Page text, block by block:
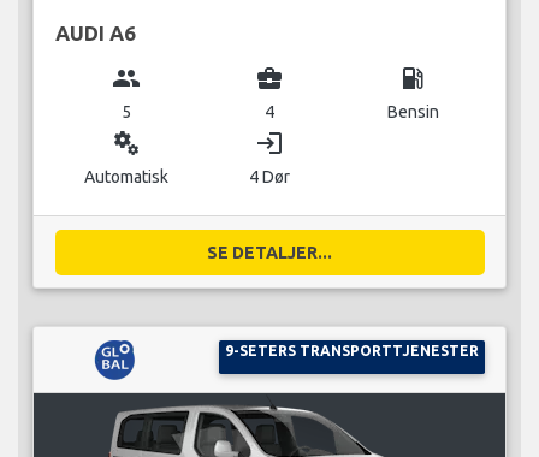
AUDI A6
group
5
business_center
4
local_gas_station
Bensin
miscellaneous_services
Automatisk
login
4 Dør
SE DETALJER...
9-SETERS TRANSPORTTJENESTER